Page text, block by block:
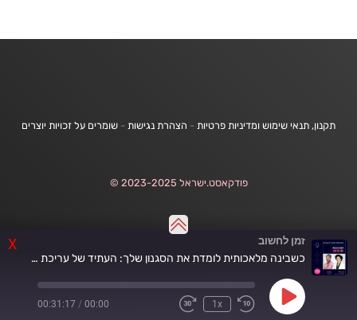
X זמן לחשוב
כשבינה מלאכותית לומדת את הסגנון שלך: העתיד של עריכת תמונות ווידאו | זמן לחשוב 220
Play
Episode
Rewind
1x
Fast
00:00
/
00:31:17
תקנון, תנאי שימוש ומדיניות פרטיות - הצהרת נגישות - שומרים על זכויות יוצרים
פודקאסט.ישראל 2023-2025 ©